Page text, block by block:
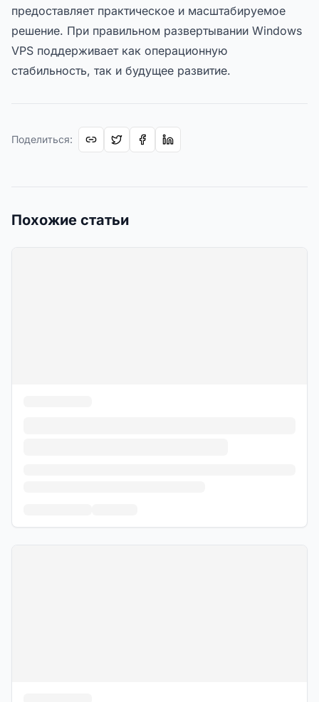
предоставляет практическое и масштабируемое
решение. При правильном развертывании Windows
VPS поддерживает как операционную
стабильность, так и будущее развитие.
Поделиться:
Похожие статьи